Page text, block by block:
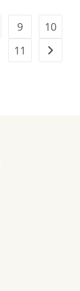
9
10
11